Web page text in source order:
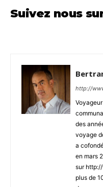
Suivez nous
http://
des
voyage
a
en mars
sur
plus de